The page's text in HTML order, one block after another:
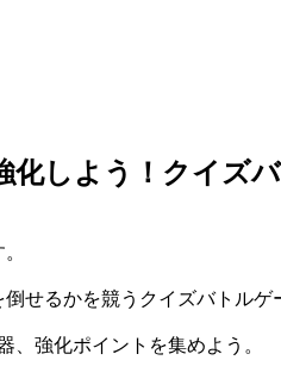
化しよう！クイズ
せるかを競うクイズバトルゲ
、強化ポイントを集めよう。